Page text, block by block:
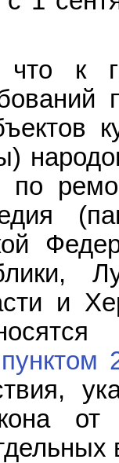
что к
по
и
пунктом